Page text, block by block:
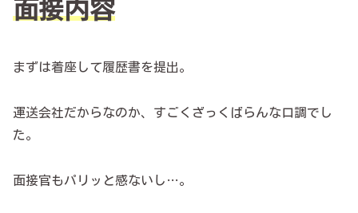
面接内容
まずは着座して履歴書を提出。
運送会社だからなのか、すごくざっくばらんな口調でし
た。
面接官もパリッと感ないし…。